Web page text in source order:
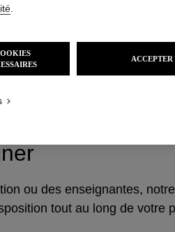
ou des enseignantes,
tout au long de votre